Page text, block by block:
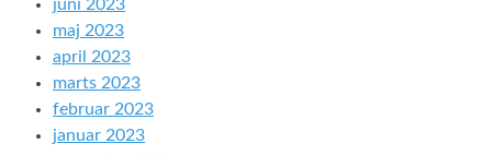
juni 2023
maj 2023
april 2023
marts 2023
februar 2023
januar 2023